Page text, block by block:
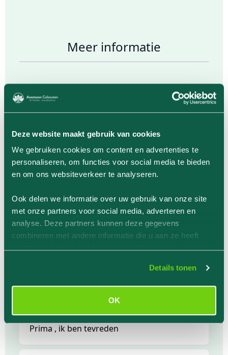
Deze website maakt gebruik van cookies
We gebruiken cookies om content en advertenties te
personaliseren, om functies voor social media te bieden
en om ons websiteverkeer te analyseren.
Ook delen we informatie over uw gebruik van onze site
met onze partners voor social media, adverteren en
analyse. Deze partners kunnen deze gegevens
combineren met andere informatie die u aan ze heeft
Details tonen
OK
Meer informatie
EAN 6153200139194
100gram (ca 400
tabletten)
Producent Adler Pharma
Geverifieerde productervaringen van
klanten
Goed
Productbeoordeling door
30-01-2026
Prima , ik ben tevreden